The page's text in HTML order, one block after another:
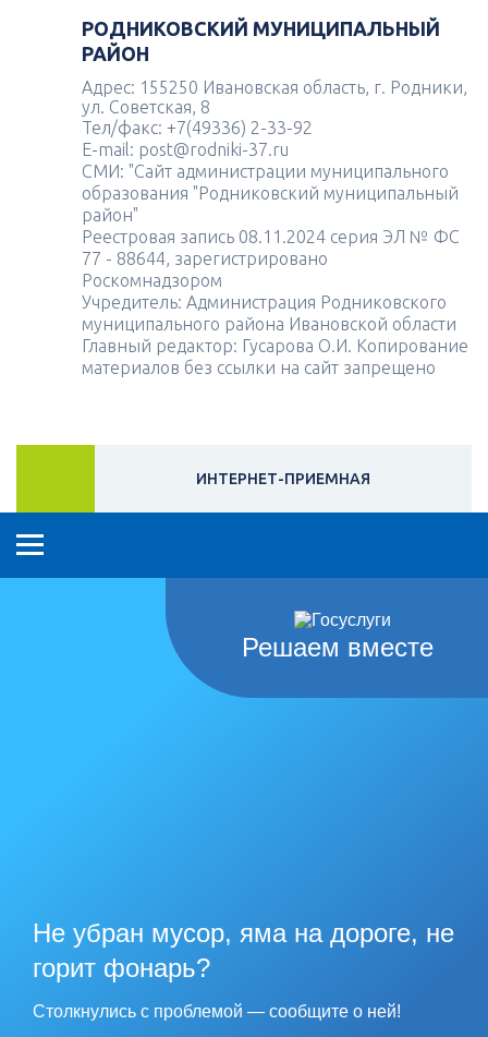
РОДНИКОВСКИЙ МУНИЦИПАЛЬНЫЙ
РАЙОН
Адрес: 155250 Ивановская область, г. Родники,
ул. Советская, 8
Тел/факс: +7(49336) 2-33-92
E-mail: post@rodniki-37.ru
СМИ: "Сайт администрации муниципального
образования "Родниковский муниципальный
район"
Реестровая запись 08.11.2024 серия ЭЛ № ФС
77 - 88644, зарегистрировано
Роскомнадзором
Учредитель: Администрация Родниковского
муниципального района Ивановской области
Главный редактор: Гусарова О.И. Копирование
материалов без ссылки на сайт запрещено
ИНТЕРНЕТ-ПРИЕМНАЯ
Решаем вместе
Не убран мусор, яма на дороге, не
горит фонарь?
Столкнулись с проблемой — сообщите о ней!